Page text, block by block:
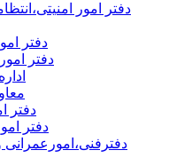
دفتر امور
دفتر
دفتر
دفتر
دفتر